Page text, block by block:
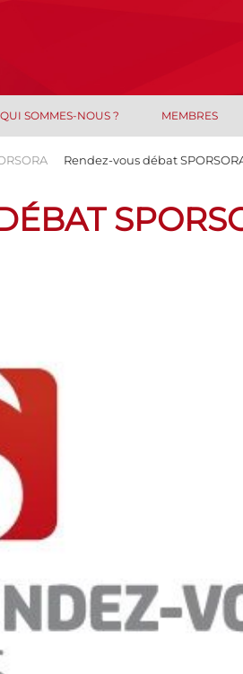
QUI SOMMES-NOUS ? MEMBRES
Rendez-vous débat